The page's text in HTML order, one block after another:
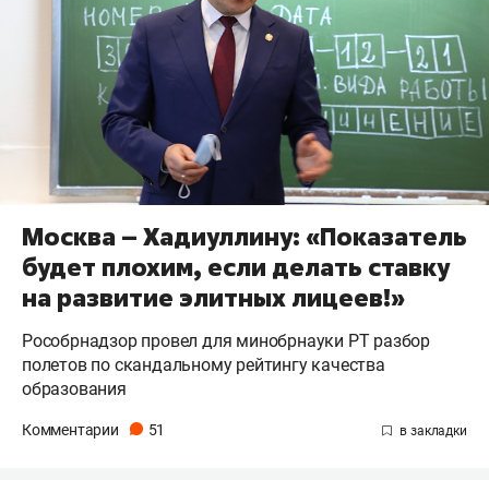
Москва – Хадиуллину: «Показатель
будет плохим, если делать ставку
на развитие элитных лицеев!»
Рособрнадзор провел для минобрнауки РТ разбор
полетов по скандальному рейтингу качества
образования
Комментарии 51